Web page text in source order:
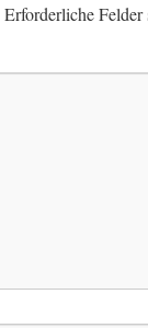
Erforderliche